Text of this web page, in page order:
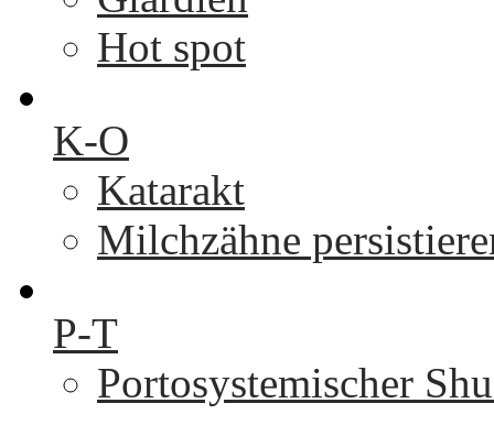
Hot spot
K-O
Katarakt
Milchzähne
P-T
Portosystemischer